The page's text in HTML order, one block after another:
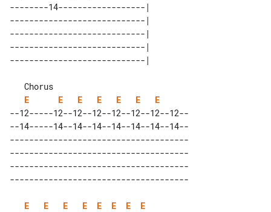
--------14------------------|
----------------------------|
----------------------------|
----------------------------|
E
E E E E E
E
--12-----12--12--12--12--12--12--12--
--14-----14--14--14--14--14--14--14--
-------------------------------------
-------------------------------------
-------------------------------------
E E E E E E E
E